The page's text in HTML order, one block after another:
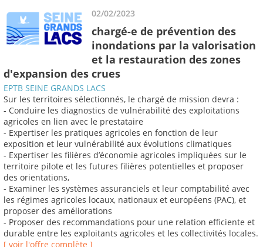
02/02/2023
chargé-e de prévention des
inondations par la valorisation
et la restauration des zones
d'expansion des crues
EPTB SEINE GRANDS LACS
Sur les territoires sélectionnés, le chargé de mission devra :
- Conduire les diagnostics de vulnérabilité des exploitations
agricoles en lien avec le prestataire
- Expertiser les pratiques agricoles en fonction de leur
exposition et leur vulnérabilité aux évolutions climatiques
- Expertiser les filières d’économie agricoles impliquées sur le
territoire pilote et les futures filières potentielles et proposer
des orientations,
- Examiner les systèmes assuranciels et leur comptabilité avec
les régimes agricoles locaux, nationaux et européens (PAC), et
proposer des améliorations
- Proposer des recommandations pour une relation efficiente et
durable entre les exploitants agricoles et les collectivités locales.
[ voir l'offre complète ]